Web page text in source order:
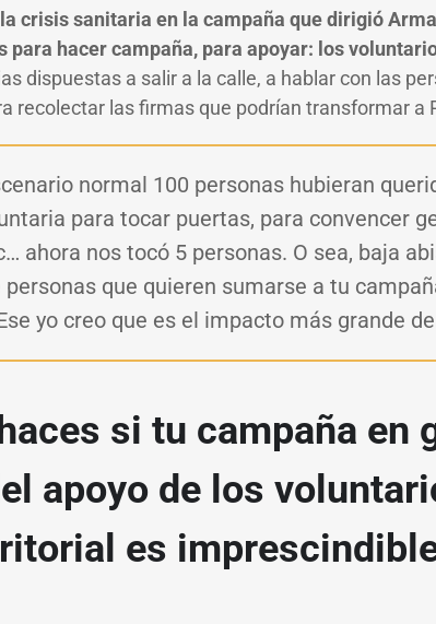
crisis sanitaria en la campaña que dirigió
para hacer campaña, para apoyar: los
dispuestas a salir a la calle, a hablar con las
recolectar las firmas que podrían transformar a
normal 100 personas hubieran
para tocar puertas, para convencer
ahora nos tocó 5 personas. O sea, baja
que quieren sumarse a tu
yo creo que es el impacto más grande de
si tu campaña en
apoyo de los
es